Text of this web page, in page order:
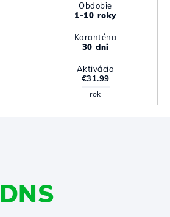
Obdobie
1-10 roky
Karanténa
30 dni
Aktivácia
€31.99
rok
DNS